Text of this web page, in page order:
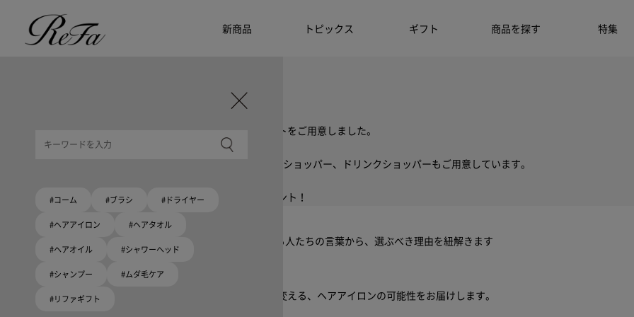
新商品 トピックス ギフト 商品を探す 特集
ReFa商品をご紹介します。プレゼント選びの参考に。
限定ラッピングバック・ショッパーまたはギフトスリーブセットをご用意しました。
大切な人への贈り物にリファオリジナルショッパー
リファロゴが入った、白色のショッパーを6サイズ、ピンク色のショッパー、ドリンクショッパーもご用意しています。
期間限定で対象商品のご購入でオリジナルショッパーをプレゼント！
Because ReFa | 上質な美しさを、妥協しない人へ
高機能ドライヤー Xモデルに宿る美学。上質な美しさを追求する人たちの言葉から、選ぶべき理由を紐解きます
いい髪めざす、大人たちへ。
髪がきれいって嬉しい。「でもヘアケアは大変」という概念を変える、ヘアアイロンの可能性をお届けします。
#コーム #ブラシ #ドライヤー
#ヘアアイロン #ヘアタオル
#ヘアオイル #シャワーヘッド
#シャンプー #ムダ毛ケア
#リファギフト